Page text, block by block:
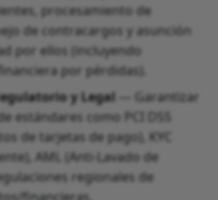
procesamiento de
de contracargos y asunción
por ellos (incluyendo
por pérdidas).
y Legal — Garantizar
estándares como PCI DSS
de tarjetas de pago), KYC
AML (Anti-Lavado de
regionales de